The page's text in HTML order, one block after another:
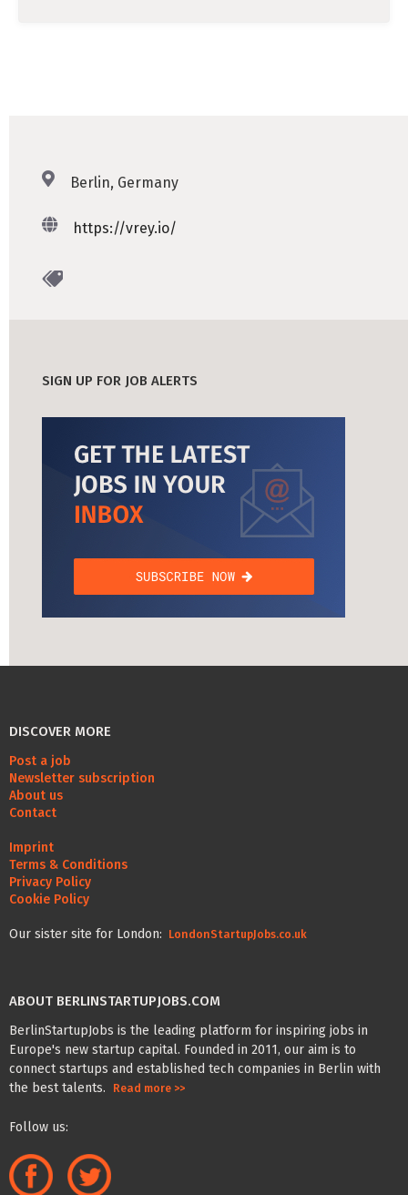
Berlin, Germany
https://vrey.io/
SIGN UP FOR JOB ALERTS
DISCOVER MORE
Post a job
Newsletter subscription
About us
Contact
Imprint
Terms & Conditions
Privacy Policy
Cookie Policy
Our sister site for London: LondonStartupJobs.co.uk
ABOUT BERLINSTARTUPJOBS.COM
BerlinStartupJobs is the leading platform for inspiring jobs in
Europe's new startup capital. Founded in 2011, our aim is to
connect startups and established tech companies in Berlin with
the best talents.
Read more >>
Follow us: